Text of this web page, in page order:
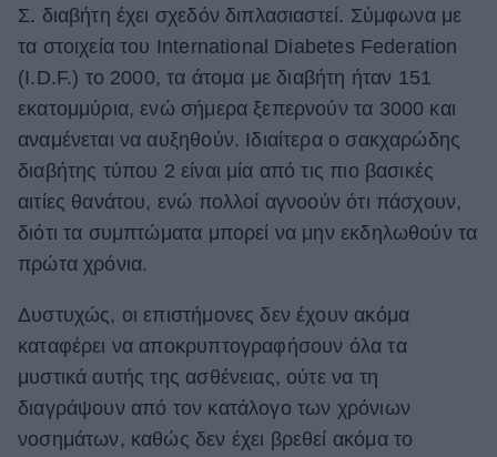
Σ. διαβήτη έχει σχεδόν διπλασιαστεί. Σύμφωνα με
τα στοιχεία του International Diabetes Federation
(I.D.F.) το 2000, τα άτομα με διαβήτη ήταν 151
εκατομμύρια, ενώ σήμερα ξεπερνούν τα 3000 και
αναμένεται να αυξηθούν. Ιδιαίτερα ο σακχαρώδης
διαβήτης τύπου 2 είναι μία από τις πιο βασικές
αιτίες θανάτου, ενώ πολλοί αγνοούν ότι πάσχουν,
διότι τα συμπτώματα μπορεί να μην εκδηλωθούν τα
πρώτα χρόνια.
Δυστυχώς, οι επιστήμονες δεν έχουν ακόμα
καταφέρει να αποκρυπτογραφήσουν όλα τα
μυστικά αυτής της ασθένειας, ούτε να τη
διαγράψουν από τον κατάλογο των χρόνιων
νοσημάτων, καθώς δεν έχει βρεθεί ακόμα το